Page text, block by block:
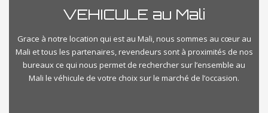
VEHICULE au Mali
Grace à notre location qui est au Mali, nous sommes au cœur au
Mali et tous les partenaires, revendeurs sont à proximités de nos
bureaux ce qui nous permet de rechercher sur l’ensemble au
Mali le véhicule de votre choix sur le marché de l’occasion.